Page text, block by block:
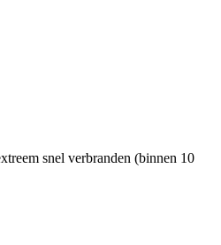
snel verbranden (binnen 10